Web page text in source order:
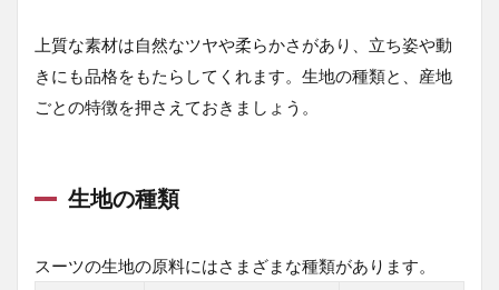
上質な素材は自然なツヤや柔らかさがあり、立ち姿や動
きにも品格をもたらしてくれます。生地の種類と、産地
ごとの特徴を押さえておきましょう。
生地の種類
スーツの生地の原料にはさまざまな種類があります。